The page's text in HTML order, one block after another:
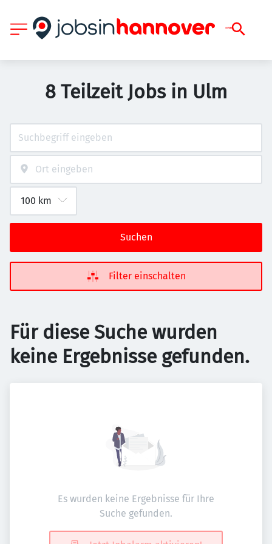
8 Teilzeit Jobs in Ulm
Suchen
Filter einschalten
Für diese Suche wurden
keine Ergebnisse gefunden.
Es wurden keine Ergebnisse für Ihre
Suche gefunden.